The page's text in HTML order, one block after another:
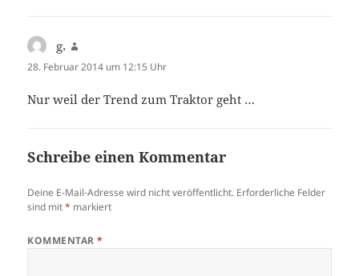
g.
28. Februar 2014 um 12:15 Uhr
Nur weil der Trend zum Traktor geht …
Schreibe einen Kommentar
Deine E-Mail-Adresse wird nicht veröffentlicht. Erforderliche Felder
sind mit* markiert
KOMMENTAR*